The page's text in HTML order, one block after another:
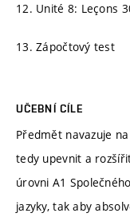
12. Unité 8: Leçons
13. Zápočtový test
UČEBNÍ CÍLE
Předmět navazuje
tedy upevnit a
úrovni A1
jazyky, tak aby